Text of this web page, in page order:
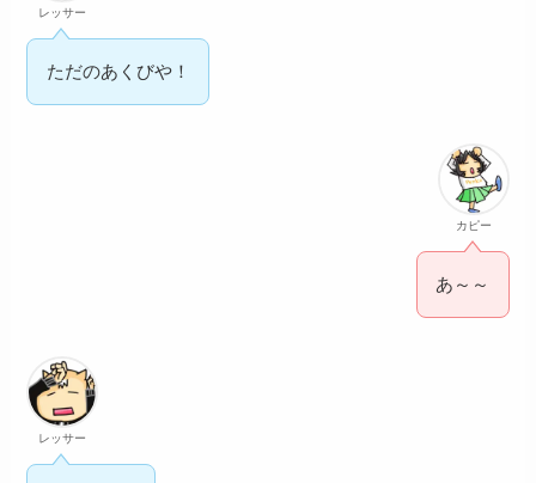
レッサー
ただのあくびや！
カピー
あ～～
レッサー